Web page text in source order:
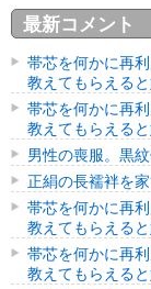
最新コメント
帯芯を何かに再
教えてもらえる
帯芯を何かに再
教えてもらえる
男性の喪服。黒
正絹の長襦袢を
帯芯を何かに再
教えてもらえる
帯芯を何かに再
教えてもらえる